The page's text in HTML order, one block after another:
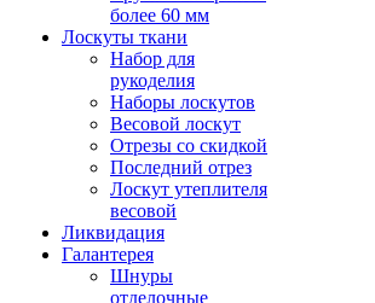
более 60 мм
Лоскуты ткани
Набор для
рукоделия
Наборы лоскутов
Весовой лоскут
Отрезы со скидкой
Последний отрез
Лоскут утеплителя
весовой
Ликвидация
Галантерея
Шнуры
отделочные